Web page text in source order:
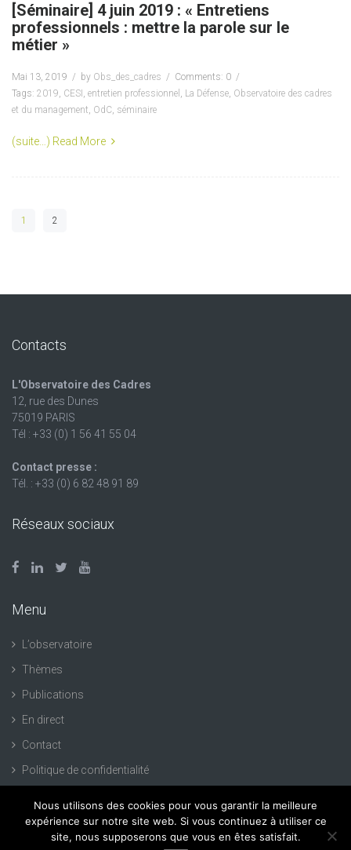
[Séminaire] 4 juin 2019 : « Entretiens
professionnels : mettre la parole sur le
métier »
Mai 13, 2019 by Obs_des_cadres
Comments: 0
Tags: 2019, CESI , entretien professionnel , La Défense, Observatoire des cadres
et du management, OdC, séminaire
(suite…) Read More
1 2
Contacts
L'Observatoire des Cadres
12, rue des Dunes
75019 PARIS
Tél : +33 (0) 1 56 41 55 04
Contact presse :
Tél. : +33 (0) 6 82 48 91 89
Réseaux sociaux
Menu
L’observatoire
Thèmes
Publications
En direct
Contact
Politique de confidentialité
Nous utilisons des cookies pour vous garantir la meilleure
expérience sur notre site web. Si vous continuez à utiliser ce
site, nous supposerons que vous en êtes satisfait.